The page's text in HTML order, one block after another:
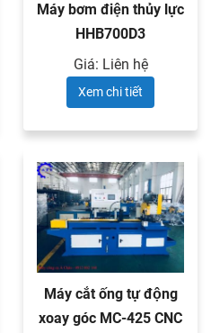
Máy bơm điện thủy lực
HHB700D3
Giá: Liên hệ
Xem chi tiết
Máy cắt ống tự động
xoay góc MC-425 CNC